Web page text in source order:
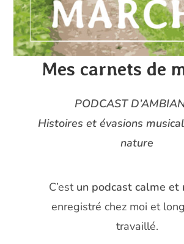
Mes carnets de
PODCAST
Histoires et évasions
nature
C’est un podcast calme
enregistré chez moi et
travaillé.